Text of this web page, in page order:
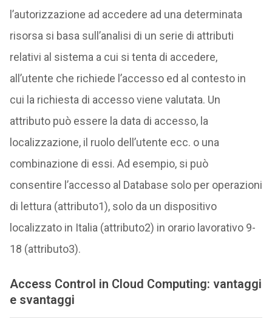
l’autorizzazione ad accedere ad una determinata
risorsa si basa sull’analisi di un serie di attributi
relativi al sistema a cui si tenta di accedere,
all’utente che richiede l’accesso ed al contesto in
cui la richiesta di accesso viene valutata. Un
attributo può essere la data di accesso, la
localizzazione, il ruolo dell’utente ecc. o una
combinazione di essi. Ad esempio, si può
consentire l’accesso al Database solo per operazioni
di lettura (attributo1), solo da un dispositivo
localizzato in Italia (attributo2) in orario lavorativo 9-
18 (attributo3).
Access Control in Cloud Computing: vantaggi
e svantaggi